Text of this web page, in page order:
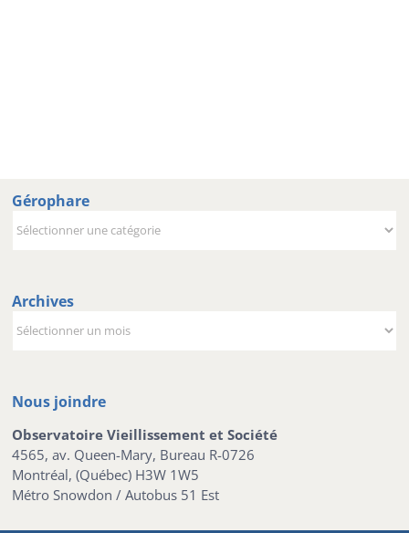
Gérophare
Archives
Nous joindre
Observatoire Vieillissement et Société
4565, av. Queen-Mary, Bureau R-0726
Montréal, (Québec) H3W 1W5
Métro Snowdon / Autobus 51 Est